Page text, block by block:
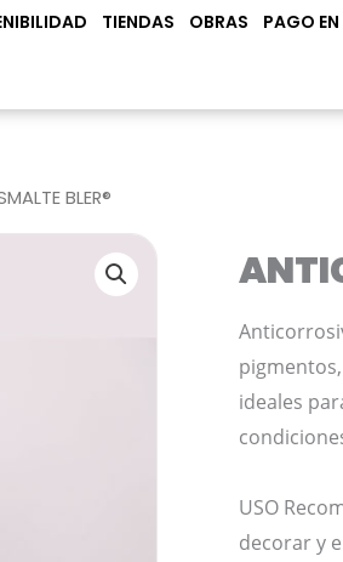
TIENDAS OBRAS PAGO EN
BLER®
ideales
USO
decorar y